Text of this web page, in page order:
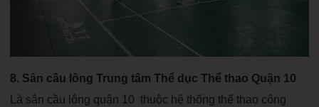
8. Sân cầu lông Trung tâm Thể dục Thể thao Quận 10
Là sân cầu lông quận 10 thuộc hệ thống thể thao công